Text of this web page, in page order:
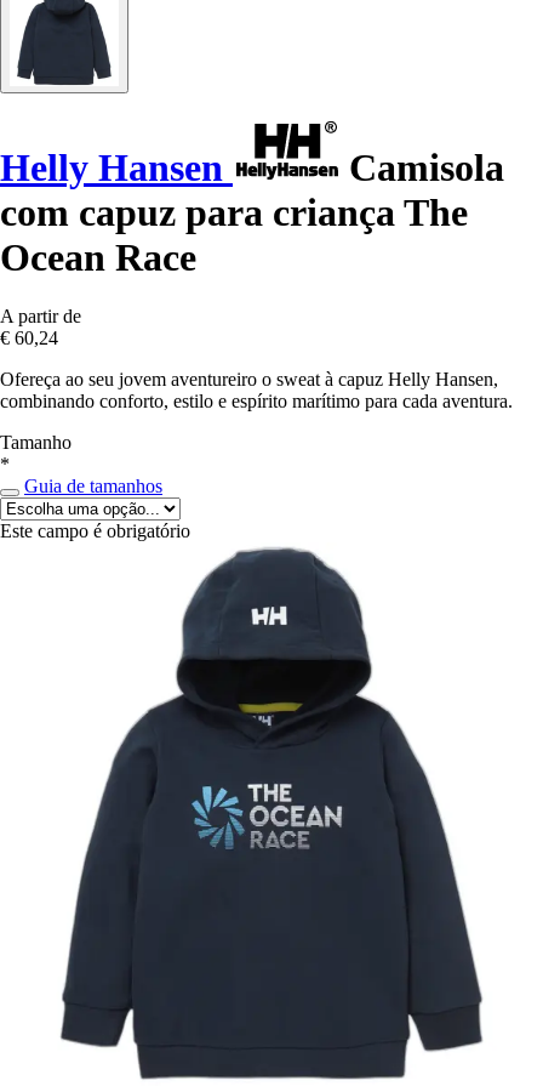
Helly Hansen
Camisola
com capuz para criança The
Ocean Race
A partir de
€ 60,24
Ofereça ao seu jovem aventureiro o sweat à capuz Helly Hansen,
combinando conforto, estilo e espírito marítimo para cada aventura.
Tamanho
*
Guia de tamanhos
Este campo é obrigatório